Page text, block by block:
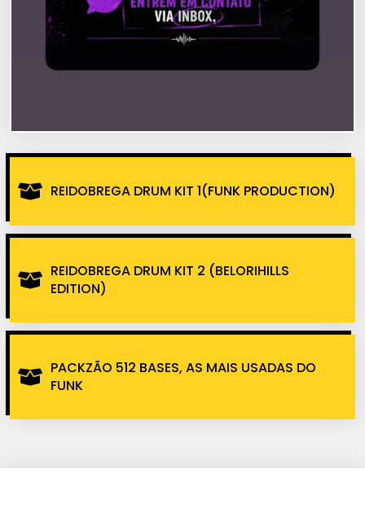
REIDOBREGA DRUM KIT 1(FUNK PRODUCTION)
REIDOBREGA DRUM KIT 2 (BELORIHILLS
EDITION)
PACKZÃO 512 BASES, AS MAIS USADAS DO
FUNK